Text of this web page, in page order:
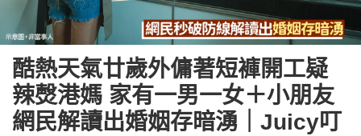
酷熱天氣廿歲外傭著短褲開工疑
辣㷫港媽 家有一男一女＋小朋友
網民解讀出婚姻存暗湧｜Juicy叮